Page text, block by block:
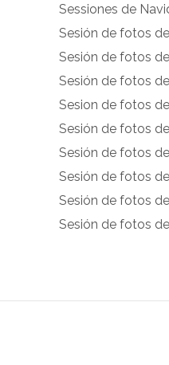
facebook.com
en
Facebook
instagram.com
en
Instagram
Sessiones de
Sesión de fotos
Sesión de fotos
Sesión de fotos
Sesion de fotos
Sesión de fotos
Sesión de fotos
Sesión de fotos
Sesión de fotos
Sesión de fotos